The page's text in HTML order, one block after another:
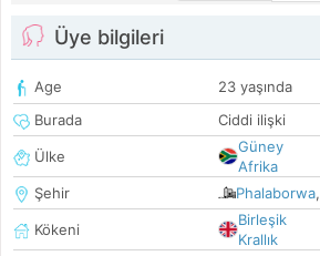
Üye bilgileri
Age
23 yaşında
Burada
Ciddi ilişki
Ülke
Güney
Afrika
Şehir
Phalaborwa,
Kökeni
Birleşik
Krallık